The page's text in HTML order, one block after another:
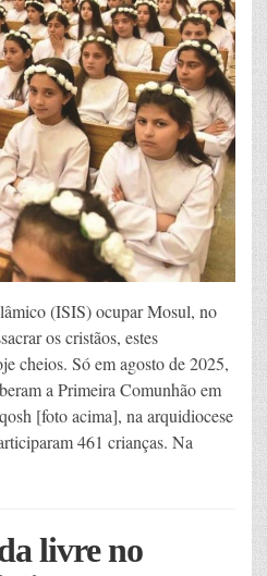
(ISIS) ocupar Mosul, no
os cristãos, estes
cheios. Só em agosto de 2025,
a Primeira Comunhão em
[foto acima], na arquidiocese
461 crianças. Na
livre no